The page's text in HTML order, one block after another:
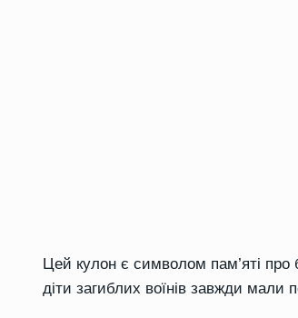
Цей кулон є символом пам’яті про
діти загиблих воїнів завжди мали